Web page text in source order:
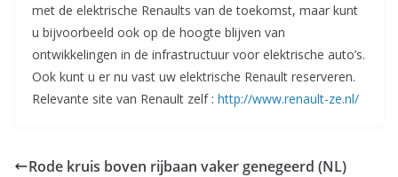
met de elektrische Renaults van de toekomst, maar kunt
u bijvoorbeeld ook op de hoogte blijven van
ontwikkelingen in de infrastructuur voor elektrische auto’s.
Ook kunt u er nu vast uw elektrische Renault reserveren.
Relevante site van Renault zelf : http://www.renault-ze.nl/
Rode kruis boven rijbaan vaker genegeerd (NL)